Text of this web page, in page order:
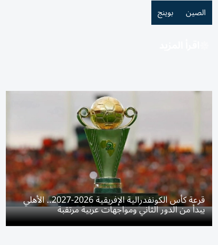
الصين بوينج
قرعة كأس الكونفدرالية الإفريقية 2026-2027.. الأهلي
يبدأ من الدور الثاني ومواجهات عربية مرتقبة